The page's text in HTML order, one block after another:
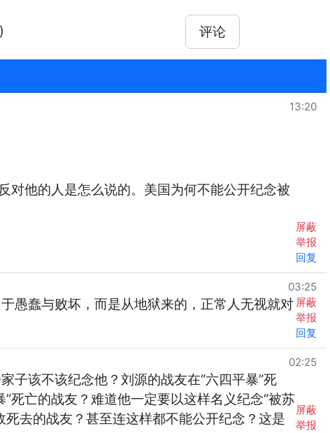
评论
13:20
他的人是怎么说的。美国为何不能公开纪念被
屏蔽
举报
回复
03:25
愚蠢与败坏，而是从地狱来的，正常人无视就对 屏蔽
举报
回复
02:25
子该不该纪念他？刘源的战友在“六四平暴”死
死亡的战友？难道他一定要以这样名义纪念“被苏
去的战友？甚至连这样都不能公开纪念？这是
屏蔽
举报